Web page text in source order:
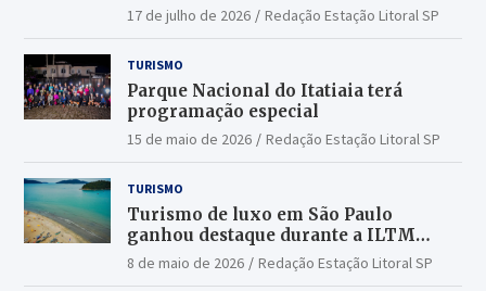
17 de julho de 2026 Redação Estação Litoral SP
TURISMO
Parque Nacional do Itatiaia terá
programação especial
15 de maio de 2026 Redação Estação Litoral SP
TURISMO
Turismo de luxo em São Paulo
ganhou destaque durante a ILTM
Latin America 2026
8 de maio de 2026 Redação Estação Litoral SP